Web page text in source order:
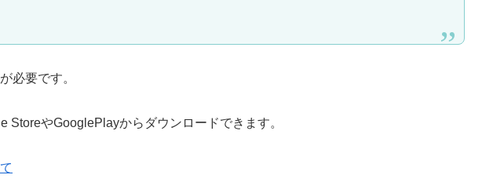
必要です。
StoreやGooglePlayからダウンロードできます。